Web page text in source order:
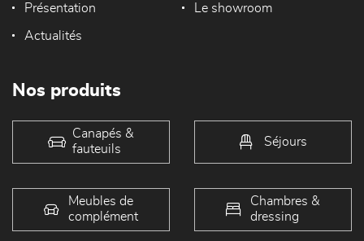
Présentation Le showroom
Actualités
Nos produits
Canapés &
fauteuils
Séjours
Meubles de
complément
Chambres &
dressing